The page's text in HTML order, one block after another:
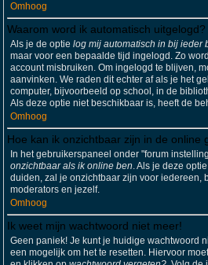
Omhoog
Waarom word ik automatisch uitgelogd?
Als je de optie log mij automatisch in bij ieder
maar voor een bepaalde tijd ingelogd. Zo
account misbruiken. Om ingelogd te blijven,
aanvinken. We raden dit echter af als je het
computer, bijvoorbeeld op school, in de
Als deze optie niet beschikbaar is, heeft de
Omhoog
Hoe kan ik onzichtbaar zijn in de online
In het gebruikerspaneel onder "forum
onzichtbaar als ik online ben. Als je deze
duiden, zal je onzichtbaar zijn voor iedereen,
moderators en jezelf.
Omhoog
Ik weet mijn wachtwoord niet meer!
Geen paniek! Je kunt je huidige wachtwoord
een mogelijk om het te resetten. Hiervoor